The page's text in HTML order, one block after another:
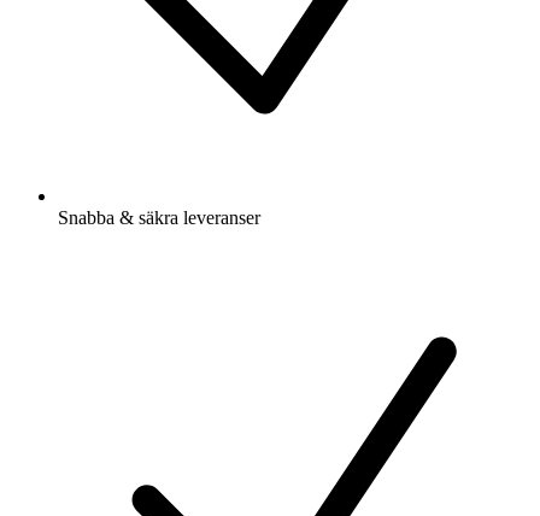
Snabba & säkra leveranser